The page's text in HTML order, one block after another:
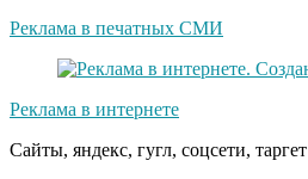
Реклама в печатных СМИ
Реклама в интернете
Сайты, яндекс, гугл, соцсети, таргет